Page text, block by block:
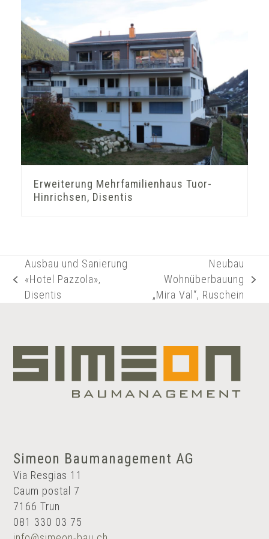
Erweiterung Mehrfamilienhaus Tuor-
Hinrichsen, Disentis
vorheriger
Beitrag:
Ausbau und Sanierung
«Hotel Pazzola»,
Disentis
Nächster
Beitrag:
Neubau
Wohnüberbauung
„Mira Val“, Ruschein
Simeon Baumanagement AG
Via Resgias 11
Caum postal 7
7166 Trun
081 330 03 75